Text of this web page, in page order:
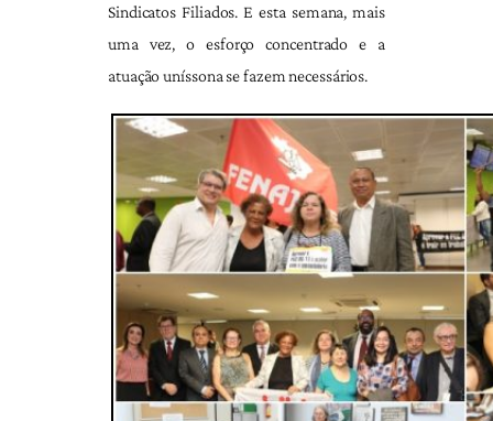
Sindicatos Filiados. E esta semana, mais
uma vez, o esforço concentrado e a
atuação uníssona se fazem necessários.